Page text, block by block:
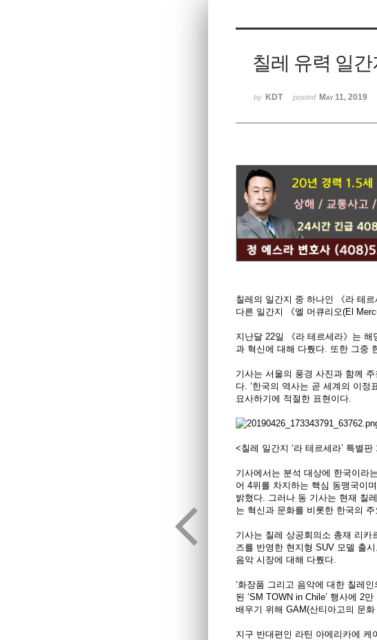
칠레 유력 일간
by KDT posted May 11, 2019
칠레의 일간지 중 하나인 《라 테
다른 일간지 《엘 머큐리오(El
지난달 22일 《라 테르세라》는
과 혁신에 대해 다뤘다. 또한 그중
기사는 서울의 풍경 사진과 함께
다. ‘한국의 역사는 곧 세계의 이정
묘사하기에 적절한 표현이다.
<칠레 일간지 ‘라 테르세라’ 특별판
기사에서는 분석 대상에 한국이라
어 4위를 차지하는 핵심 동맹국이
밝혔다. 그러나 동 기사는 현재 칠
는 혁신과 문화를 비롯한 한국의
기사는 칠레 상공회의소 총재 리
즈를 반영한 현지형 SUV 모델 출
음악 시장에 대해 다뤘다.
‘화장품 그리고 음악에 대한 칠레
된 ‘SM TOWN in Chile’ 행사에 2
배우기 위해 GAM(산티아고의 문
지구 반대편인 라틴 아메리카에
스케치북5
Sketchbook5,